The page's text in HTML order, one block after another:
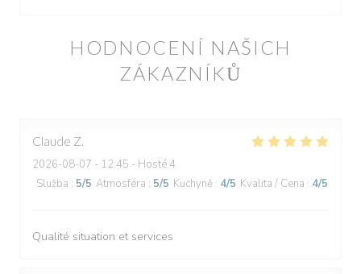
HODNOCENÍ NAŠICH
ZÁKAZNÍKŮ
Claude Z
2026-08-07 - 12:45 - Hosté 4
Služba : 5/5 Atmosféra : 5/5 Kuchyně : 4/5 Kvalita / Cena : 4/5
Qualité situation et services